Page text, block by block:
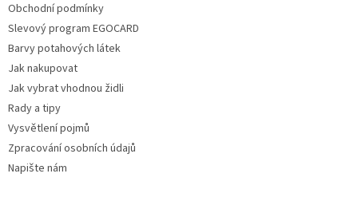
Obchodní podmínky
Slevový program EGOCARD
Barvy potahových látek
Jak nakupovat
Jak vybrat vhodnou židli
Rady a tipy
Vysvětlení pojmů
Zpracování osobních údajů
Napište nám